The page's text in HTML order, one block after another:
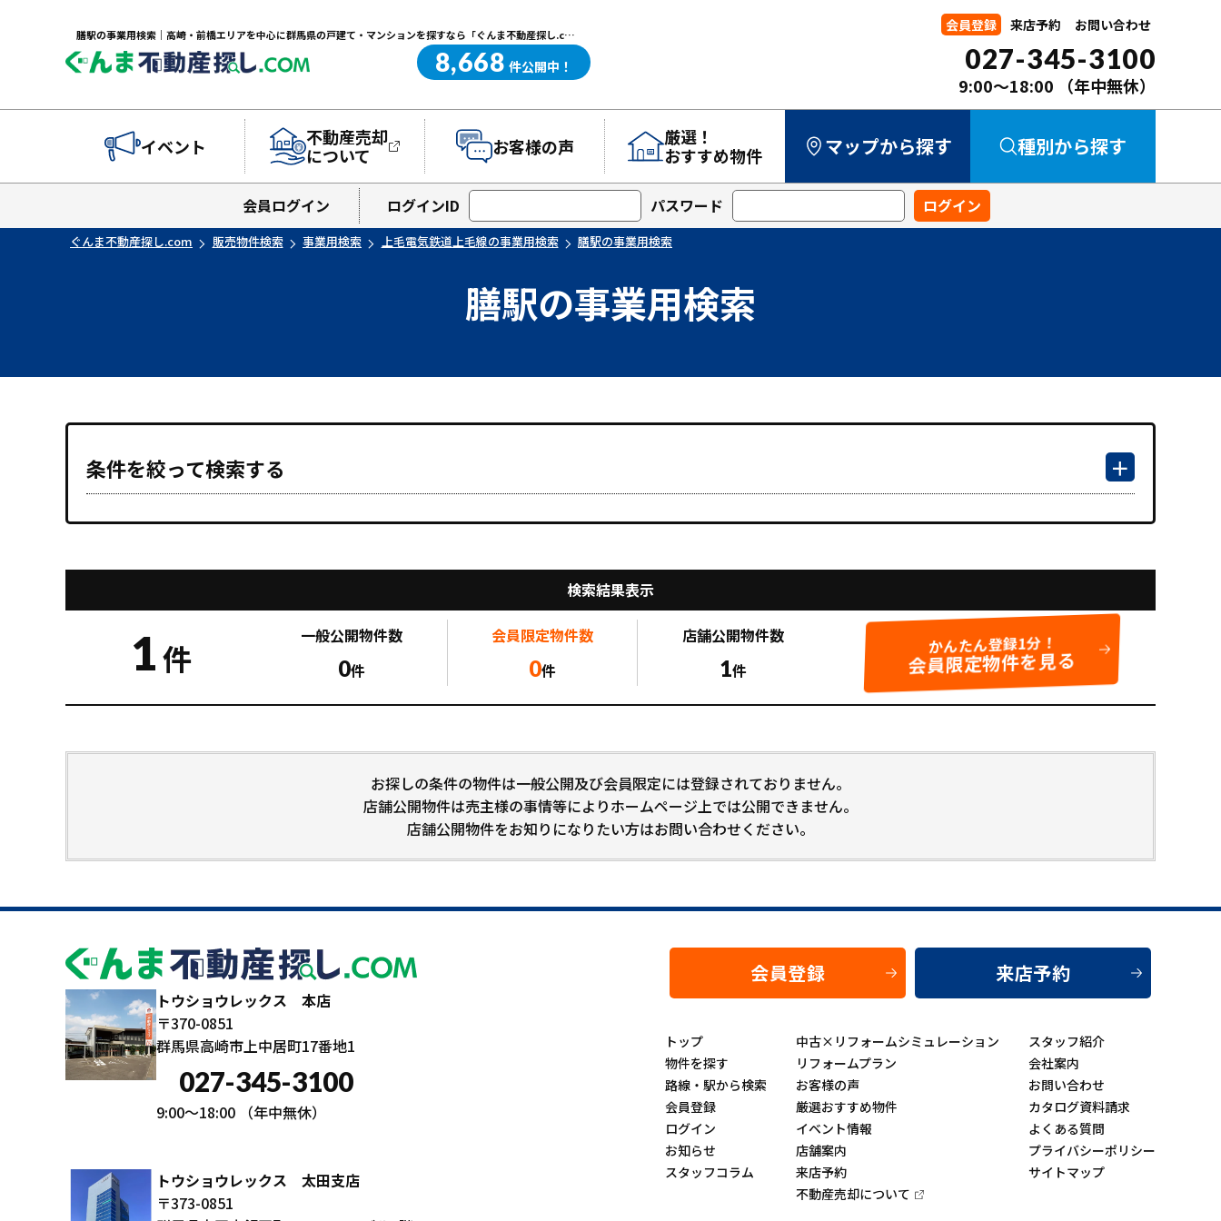
膳駅の事業用検索｜高崎・前橋エリアを中心に群馬県の戸建て・マンションを探すなら「ぐんま不動産探し.com」
ぐんま不動産探し.com
8,668 件公開中！
会員登録 来店予約 お問い合わせ
027-345-3100
9:00～18:00 （年中無休）
イベント
不動産売却
について
お客様の声
厳選！
おすすめ物件
マップから探す 種別から探す
中古一戸建て
新築一戸建て
中古マンション
土地
事業用
会員ログイン ログインID パスワード
ぐんま不動産探し.com 販売物件検索 事業用検索 上毛電気鉄道上毛線の事業用検索 膳駅の事業用検索
膳駅の事業用検索
条件を絞って検索する
検索結果表示
1件
一般公開物件数
0件
会員限定物件数
0件
店舗公開物件数
1件
かんたん登録1分！
会員限定物件を見る
お探しの条件の物件は一般公開及び会員限定には登録されておりません。
店舗公開物件は売主様の事情等によりホームページ上では公開できません。
店舗公開物件をお知りになりたい方はお問い合わせください。
トウショウレックス 本店
〒370-0851
群馬県高崎市上中居町17番地1
027-345-3100
9:00～18:00 （年中無休）
トウショウレックス 太田支店
〒373-0851
会員登録 来店予約
トップ
物件を探す
路線・駅から検索
会員登録
ログイン
お知らせ
スタッフコラム
中古×リフォームシミュレーション
リフォームプラン
お客様の声
厳選おすすめ物件
イベント情報
店舗案内
来店予約
不動産売却について
スタッフ紹介
会社案内
お問い合わせ
カタログ資料請求
よくある質問
プライバシーポリシー
サイトマップ